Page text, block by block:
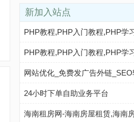
新加入站点
24小时下单自助业务平台